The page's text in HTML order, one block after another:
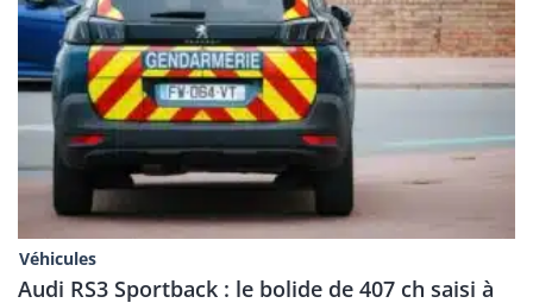
Véhicules
Audi RS3 Sportback : le bolide de 407 ch saisi à